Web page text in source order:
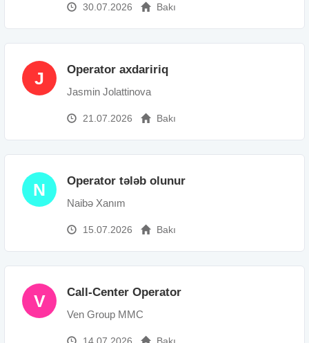
30.07.2026 Bakı
J Operator axdaririq
Jasmin Jolattinova
21.07.2026 Bakı
N Operator tələb olunur
Naibə Xanım
15.07.2026 Bakı
V Call-Center Operator
Ven Group MMC
14.07.2026 Bakı